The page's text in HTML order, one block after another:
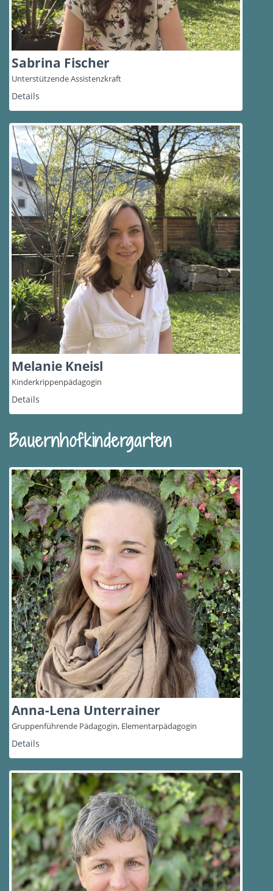
Sabrina Fischer
Unterstützende Assistenzkraft
Details
Melanie Kneisl
Kinderkrippenpädagogin
Details
Bauernhofkindergarten
Anna-Lena Unterrainer
Gruppenführende Pädagogin, Elementarpädagogin
Details